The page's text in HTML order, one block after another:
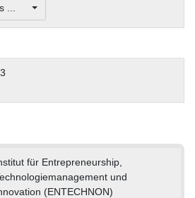
...
für Entrepreneurship,
und
(ENTECHNON)